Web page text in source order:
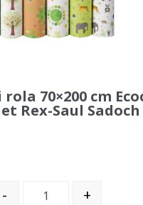
70×200 cm
Rex-Saul Sadoch
- +